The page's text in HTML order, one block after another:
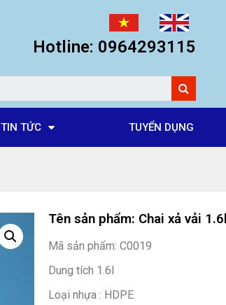
Hotline: 0964293115
TIN TỨC TUYỂN DỤNG
Tên sản phẩm: Chai xả vải 1.6l
Mã sản phẩm: C0019
Dung tích 1.6l
Loại nhựa : HDPE